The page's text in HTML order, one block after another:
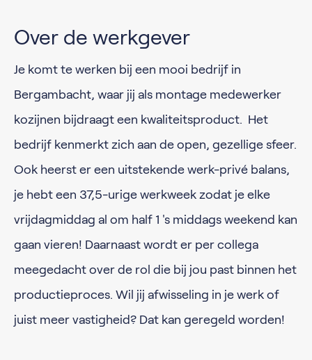
Over de werkgever
Je komt te werken bij een mooi bedrijf in
Bergambacht, waar jij als montage medewerker
kozijnen bijdraagt een kwaliteitsproduct. Het
bedrijf kenmerkt zich aan de open, gezellige sfeer.
Ook heerst er een uitstekende werk-privé balans,
je hebt een 37,5-urige werkweek zodat je elke
vrijdagmiddag al om half 1 's middags weekend kan
gaan vieren! Daarnaast wordt er per collega
meegedacht over de rol die bij jou past binnen het
productieproces. Wil jij afwisseling in je werk of
juist meer vastigheid? Dat kan geregeld worden!